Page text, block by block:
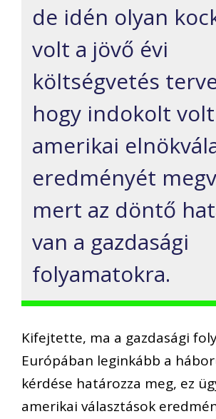
de idén olyan
volt a jövő évi
költségvetés
hogy indokolt
amerikai
eredményét
mert az döntő
van a gazdasági
folyamatokra.
Kifejtette, ma a gazdasági
Európában leginkább a
kérdése határozza meg, ez
amerikai választások